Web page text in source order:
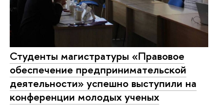
Студенты магистратуры «Правовое
обеспечение предпринимательской
деятельности» успешно выступили на
конференции молодых ученых